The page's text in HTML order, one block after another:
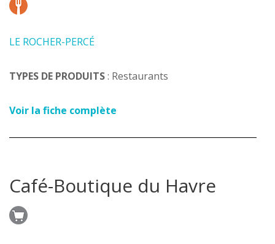
LE ROCHER-PERCÉ
TYPES DE PRODUITS: Restaurants
Voir la fiche complète
Café-Boutique du Havre